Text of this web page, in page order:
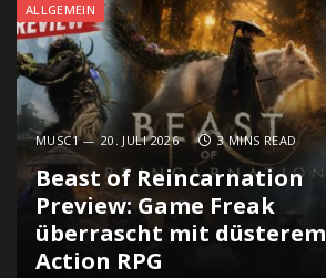
ALLGEMEIN
MUSC1 20. JULI 2026 3 MINS READ
Beast of Reincarnation
Preview: Game Freak
überrascht mit düsterem
Action RPG